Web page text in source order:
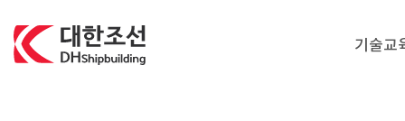
대한조선주식회사
기술교